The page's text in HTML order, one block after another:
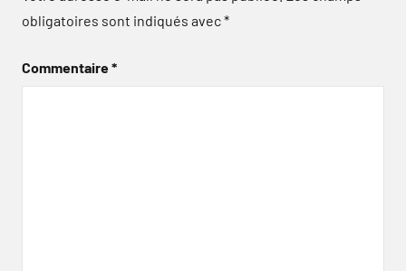
obligatoires sont indiqués avec*
Commentaire*